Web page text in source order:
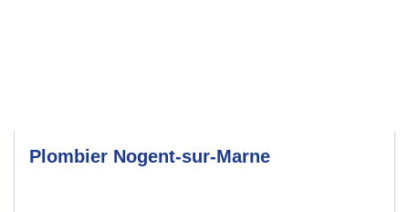
Plombier Nogent-sur-Marne